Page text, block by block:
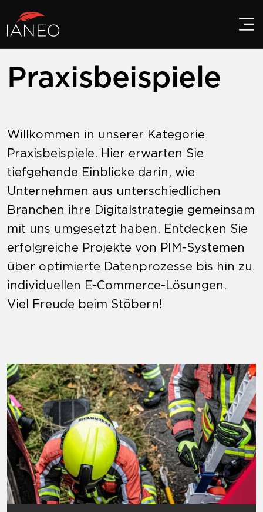
Praxisbeispiele
Willkommen in unserer Kategorie
Praxisbeispiele. Hier erwarten Sie
tiefgehende Einblicke darin, wie
Unternehmen aus unterschiedlichen
Branchen ihre Digitalstrategie gemeinsam
mit uns umgesetzt haben. Entdecken Sie
erfolgreiche Projekte von PIM-Systemen
über optimierte Datenprozesse bis hin zu
individuellen E-Commerce-Lösungen.
Viel Freude beim Stöbern!
Mehr zu Praxisbeispiel BTL Brandschutz